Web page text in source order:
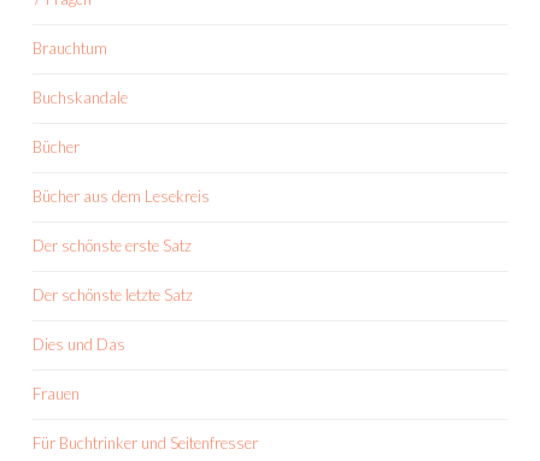
Brauchtum
Buchskandale
Bücher
Bücher aus dem Lesekreis
Der schönste erste Satz
Der schönste letzte Satz
Dies und Das
Frauen
Für Buchtrinker und Seitenfresser